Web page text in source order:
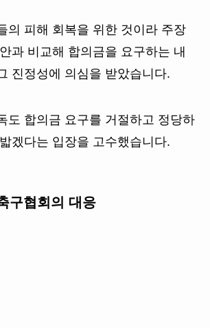
의 피해 회복을 위한 것이라 주장
과 비교해 합의금을 요구하는 내
진정성에 의심을 받았습니다.
도 합의금 요구를 거절하고 정당하
겠다는 입장을 고수했습니다.
구협회의 대응